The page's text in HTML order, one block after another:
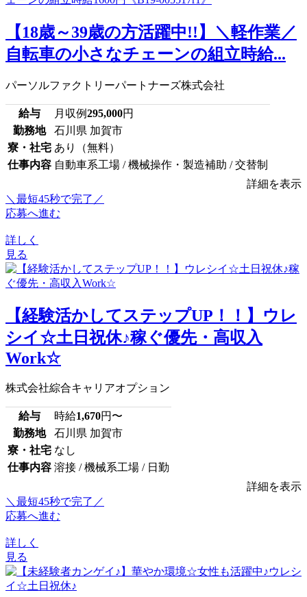
【18歳～39歳の方活躍中!!】＼軽作業／
自転車の小さなチェーンの組立時給...
パーソルファクトリーパートナーズ株式会社
給与 月収例295,000円
勤務地
石川県 加賀市
寮・社宅 あり（無料）
仕事内容 自動車系工場 / 機械操作・製造補助 / 交替制
詳細を表示
＼最短45秒で完了／
応募へ進む
詳しく
見る
【経験活かしてステップUP！！】ウレ
シイ☆土日祝休♪稼ぐ優先・高収入
Work☆
株式会社綜合キャリアオプション
給与 時給1,670円〜
勤務地
石川県 加賀市
寮・社宅 なし
仕事内容 溶接 / 機械系工場 / 日勤
詳細を表示
＼最短45秒で完了／
応募へ進む
詳しく
見る